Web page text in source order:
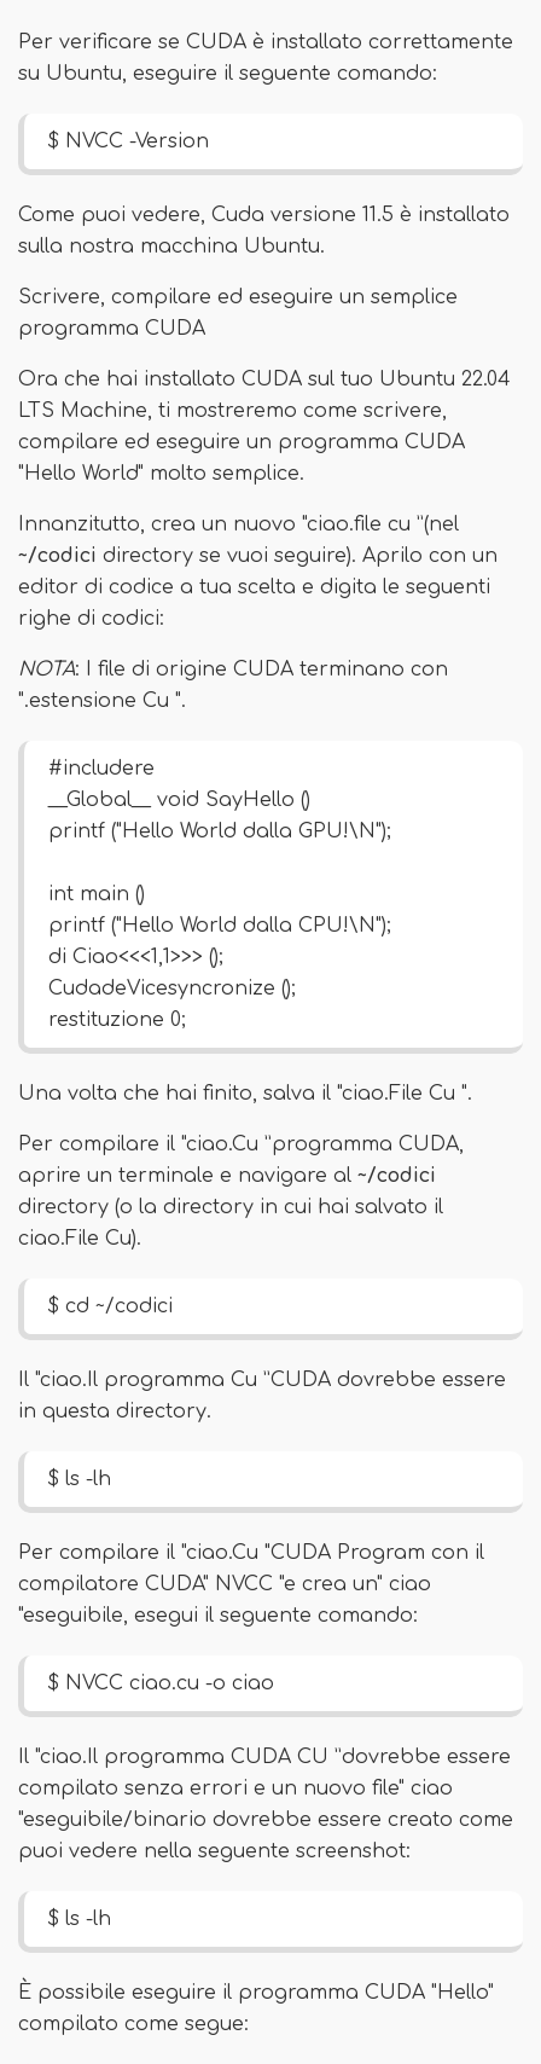
Per verificare se CUDA è installato correttamente
su Ubuntu, eseguire il seguente comando:
$ NVCC -Version
Come puoi vedere, Cuda versione 11.5 è installato
sulla nostra macchina Ubuntu.
Scrivere, compilare ed eseguire un semplice
programma CUDA
Ora che hai installato CUDA sul tuo Ubuntu 22.04
LTS Machine, ti mostreremo come scrivere,
compilare ed eseguire un programma CUDA
"Hello World" molto semplice.
Innanzitutto, crea un nuovo "ciao.file cu ”(nel
~/codici directory se vuoi seguire). Aprilo con un
editor di codice a tua scelta e digita le seguenti
righe di codici:
NOTA: I file di origine CUDA terminano con
".estensione Cu ".
#includere
__Global__ void SayHello ()
printf ("Hello World dalla GPU!\N");
int main ()
printf ("Hello World dalla CPU!\N");
di Ciao<<<1,1>>> ();
CudadeVicesyncronize ();
restituzione 0;
Una volta che hai finito, salva il "ciao.File Cu ".
Per compilare il "ciao.Cu ”programma CUDA,
aprire un terminale e navigare al ~/codici
directory (o la directory in cui hai salvato il
ciao.File Cu).
$ cd ~/codici
Il "ciao.Il programma Cu ”CUDA dovrebbe essere
in questa directory.
$ ls -lh
Per compilare il "ciao.Cu "CUDA Program con il
compilatore CUDA" NVCC "e crea un" ciao
"eseguibile, esegui il seguente comando:
$ NVCC ciao.cu -o ciao
Il "ciao.Il programma CUDA CU ”dovrebbe essere
compilato senza errori e un nuovo file" ciao
"eseguibile/binario dovrebbe essere creato come
puoi vedere nella seguente screenshot:
$ ls -lh
È possibile eseguire il programma CUDA "Hello"
compilato come segue: